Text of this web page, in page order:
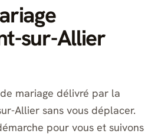
sur-Allier
mariage délivré par la
Allier sans vous déplacer.
pour vous et suivons